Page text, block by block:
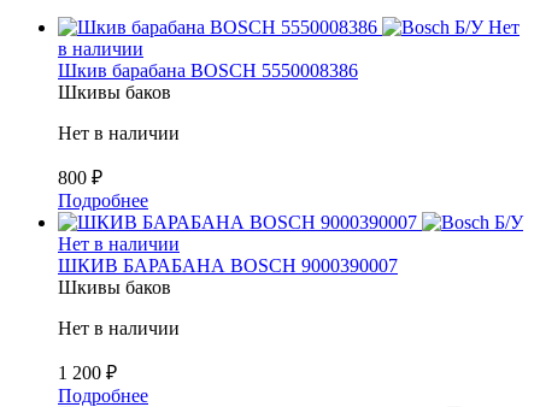
Б/У Нет
в наличии
Шкив барабана BOSCH 5550008386
Шкивы баков
Нет в наличии
800 ₽
Подробнее
Б/У
Нет в наличии
ШКИВ БАРАБАНА BOSCH 9000390007
Шкивы баков
Нет в наличии
1 200 ₽
Подробнее